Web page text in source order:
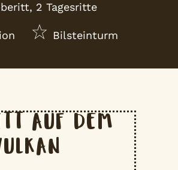
2 Tagesritte
Bilsteinturm
AUF DEM